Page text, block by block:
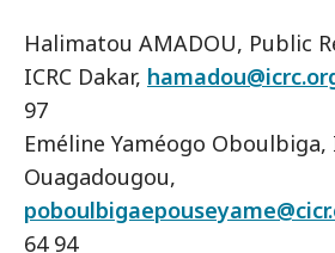
Halimatou AMADOU, Public
ICRC Dakar,
97
Eméline Yaméogo Oboulbiga,
Ouagadougou,
64 94